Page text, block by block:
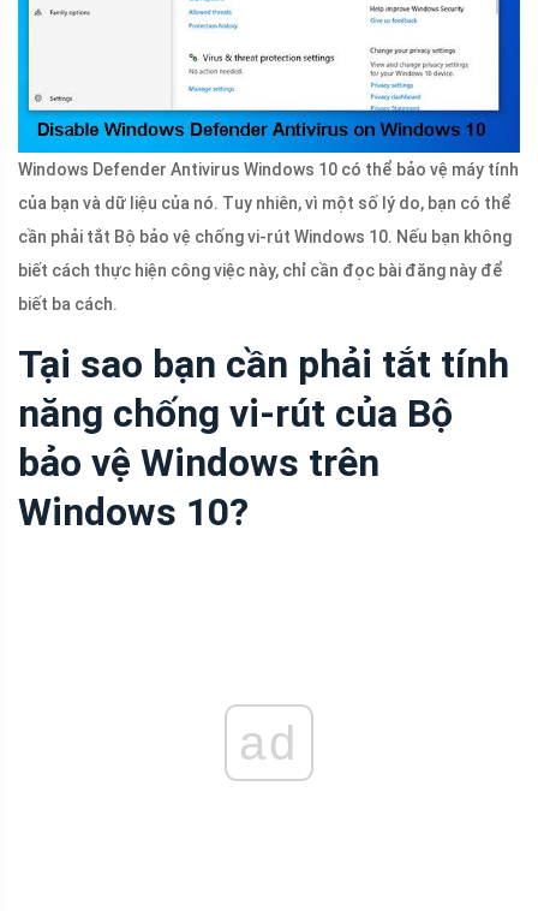
Windows Defender Antivirus Windows 10 có thể bảo vệ máy tính
của bạn và dữ liệu của nó. Tuy nhiên, vì một số lý do, bạn có thể
cần phải tắt Bộ bảo vệ chống vi-rút Windows 10. Nếu bạn không
biết cách thực hiện công việc này, chỉ cần đọc bài đăng này để
biết ba cách.
Tại sao bạn cần phải tắt tính
năng chống vi-rút của Bộ
bảo vệ Windows trên
Windows 10?
ad